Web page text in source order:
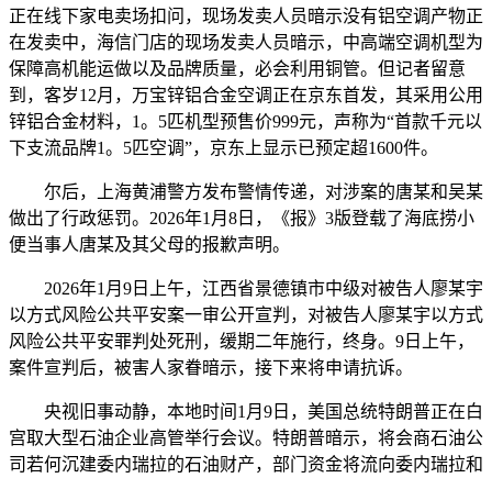
正在线下家电卖场扣问，现场发卖人员暗示没有铝空调产物正
在发卖中，海信门店的现场发卖人员暗示，中高端空调机型为
保障高机能运做以及品牌质量，必会利用铜管。但记者留意
到，客岁12月，万宝锌铝合金空调正在京东首发，其采用公用
锌铝合金材料，1。5匹机型预售价999元，声称为“首款千元以
下支流品牌1。5匹空调”，京东上显示已预定超1600件。
尔后，上海黄浦警方发布警情传递，对涉案的唐某和吴某
做出了行政惩罚。2026年1月8日，《报》3版登载了海底捞小
便当事人唐某及其父母的报歉声明。
2026年1月9日上午，江西省景德镇市中级对被告人廖某宇
以方式风险公共平安案一审公开宣判，对被告人廖某宇以方式
风险公共平安罪判处死刑，缓期二年施行，终身。9日上午，
案件宣判后，被害人家眷暗示，接下来将申请抗诉。
央视旧事动静，本地时间1月9日，美国总统特朗普正在白
宫取大型石油企业高管举行会议。特朗普暗示，将会商石油公
司若何沉建委内瑞拉的石油财产，部门资金将流向委内瑞拉和